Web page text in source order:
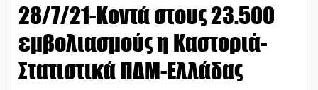
28/7/21-Κοντά στους 23.500
εμβολιασμούς η Καστοριά-
Στατιστικά ΠΔΜ-Ελλάδας